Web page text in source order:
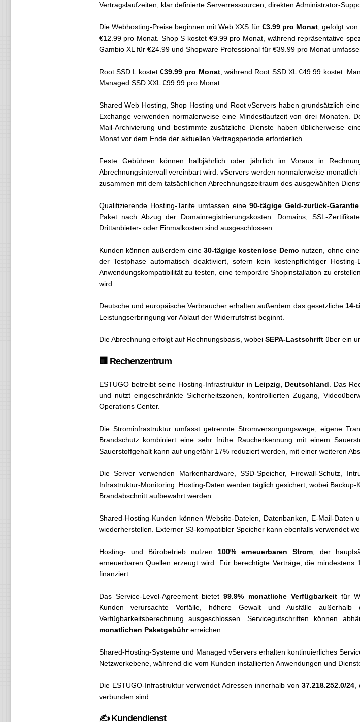
Vertragslaufzeiten, klar definierte Serverressourcen, direkten Administrator-
Die Webhosting-Preise beginnen mit Web XXS für €3.99 pro Monat , gefolgt
€12.99 pro Monat. Shop S kostet €9.99 pro Monat, während repräsentative
Gambio XL für €24.99 und Shopware Professional für €39.99 pro Monat
Root SSD L kostet €39.99 pro Monat, während Root SSD XL €49.99 kostet.
Managed SSD XXL €99.99 pro Monat.
Shared Web Hosting, Shop Hosting und Root vServers haben grundsätzlich eine
Exchange verwenden normalerweise eine Mindestlaufzeit von drei Monaten.
Mail-Archivierung und bestimmte zusätzliche Dienste haben üblicherweise
Monat vor dem Ende der aktuellen Vertragsperiode erforderlich.
Feste Gebühren können halbjährlich oder jährlich im Voraus in
Abrechnungsintervall vereinbart wird. vServers werden normalerweise
zusammen mit dem tatsächlichen Abrechnungszeitraum des ausgewählten
Qualifizierende Hosting-Tarife umfassen eine 90-tägige Geld-zurück-Garantie
Paket nach Abzug der Domainregistrierungskosten. Domains, SSL-
Drittanbieter- oder Einmalkosten sind ausgeschlossen.
Kunden können außerdem eine 30-tägige kostenlose Demo nutzen, ohne
der Testphase automatisch deaktiviert, sofern kein kostenpflichtiger
Anwendungskompatibilität zu testen, eine temporäre Shopinstallation zu
wird.
Deutsche und europäische Verbraucher erhalten außerdem das gesetzliche 14-
Leistungserbringung vor Ablauf der Widerrufsfrist beginnt.
Die Abrechnung erfolgt auf Rechnungsbasis, wobei SEPA-Lastschriftüber ein
🏢 Rechenzentrum
ESTUGO betreibt seine Hosting-Infrastruktur in Leipzig, Deutschland . Das
und nutzt eingeschränkte Sicherheitszonen, kontrollierten Zugang,
Operations Center.
Die Strominfrastruktur umfasst getrennte Stromversorgungswege, eigene
Brandschutz kombiniert eine sehr frühe Raucherkennung mit einem
Sauerstoffgehalt kann auf ungefähr 17% reduziert werden, mit einer weiteren
Die Server verwenden Markenhardware, SSD-Speicher, Firewall-Schutz,
Infrastruktur-Monitoring. Hosting-Daten werden täglich gesichert, wobei Backup-
Brandabschnitt aufbewahrt werden.
Shared-Hosting-Kunden können Website-Dateien, Datenbanken, E-Mail-
wiederherstellen. Externer S3-kompatibler Speicher kann ebenfalls verwendet
Hosting- und Bürobetrieb nutzen 100% erneuerbaren Strom, der
erneuerbaren Quellen erzeugt wird. Für berechtigte Verträge, die
finanziert.
Das Service-Level-Agreement bietet99.9% monatliche Verfügbarkeitfür
Kunden verursachte Vorfälle, höhere Gewalt und Ausfälle
Verfügbarkeitsberechnung ausgeschlossen. Servicegutschriften können
monatlichen Paketgebührerreichen.
Shared-Hosting-Systeme und Managed vServers erhalten kontinuierliches
Netzwerkebene, während die vom Kunden installierten Anwendungen und
Die ESTUGO-Infrastruktur verwendet Adressen innerhalb von37.218.252.0/24
verbunden sind.
✍️ Kundendienst